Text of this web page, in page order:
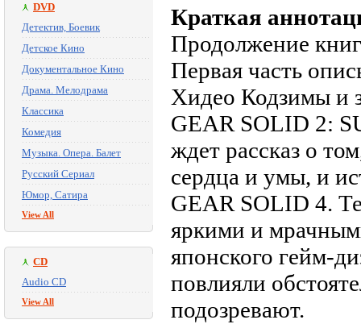
DVD
Детектив, Боевик
Детское Кино
Документальное Кино
Драма. Мелодрама
Классика
Комедия
Музыка. Опера. Балет
Русский Сериал
Юмор, Сатира
View All
CD
Audio CD
View All
Краткая
Продолжение
Первая часть
Хидео Кодзимы и
GEAR SOLID 2:
ждет рассказ о
сердца и умы, и
GEAR SOLID 4.
яркими и
японского гейм-
повлияли
подозревают.